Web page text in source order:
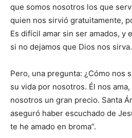
que somos nosotros los que
quien nos sirvió gratuitamente,
Es difícil amar sin ser amados, y
si no dejamos que Dios nos sirva.
Pero, una pregunta: ¿Cómo nos
su vida por nosotros. Él nos
nosotros un gran precio. Santa
aseguró haber escuchado de
te he amado en broma”.